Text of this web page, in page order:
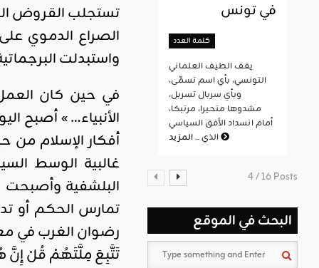
تستجلب القروض
الصراع الدموي
واستبدلت
في حين كان
الأنبياء… » أصبح
أفكار الإسلام
غالبية الوسط
البلشفية وأصبحت
تمارس الحكم أو
رضوان الغرب في
تَتَّبِعَ مِلَّتَهُمْ قُلْ إِنَّ
في تونس
كلمة العدد
يقف الطيف العلماني
التونسي، بأي اسم تسمّى،
وبأي سربال تسربل،
مشدوها متحيرا، مرتبكا،
أمام انسداد الأفق السياسي
الذي ...المزيد
4 / 16 Posts
البحث في الموقع